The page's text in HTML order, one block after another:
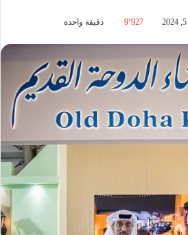
9٬927 دقيقة واحدة